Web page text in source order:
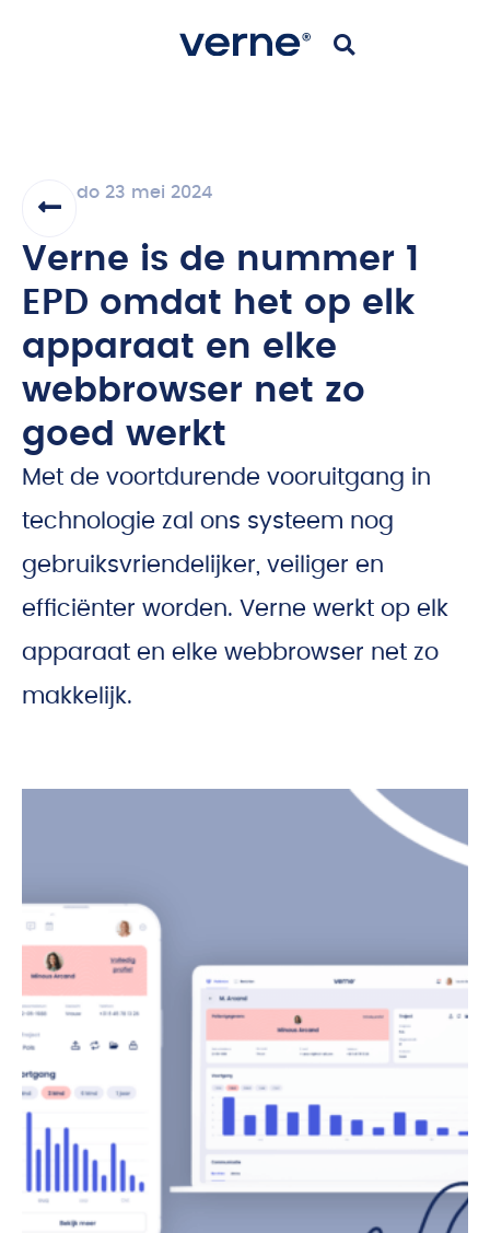
do 23 mei 2024
Verne is de nummer 1
EPD omdat het op elk
apparaat en elke
webbrowser net zo
goed werkt
Met de voortdurende vooruitgang in
technologie zal ons systeem nog
gebruiksvriendelijker, veiliger en
efficiënter worden. Verne werkt op elk
apparaat en elke webbrowser net zo
makkelijk.